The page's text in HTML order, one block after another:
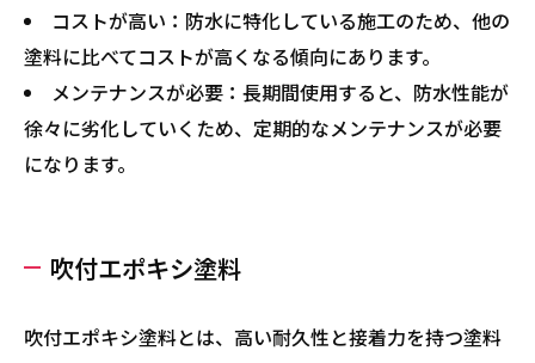
コストが高い：防水に特化している施工のため、他の
塗料に比べてコストが高くなる傾向にあります。
メンテナンスが必要：長期間使用すると、防水性能が
徐々に劣化していくため、定期的なメンテナンスが必要
になります。
吹付エポキシ塗料
吹付エポキシ塗料とは、高い耐久性と接着力を持つ塗料